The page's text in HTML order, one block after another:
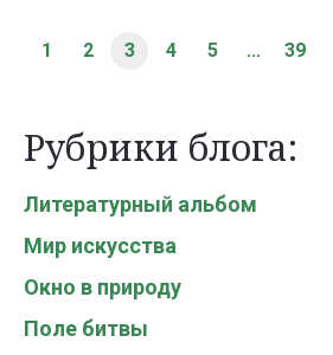
1 2 3 4 5 ... 39
Рубрики блога:
Литературный альбом
Мир искусства
Окно в природу
Поле битвы